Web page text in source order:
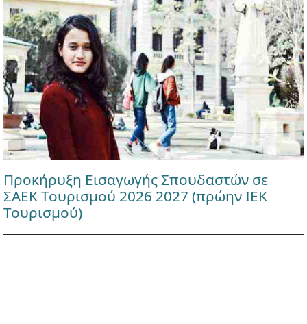
Προκήρυξη Εισαγωγής Σπουδαστών σε
ΣΑΕΚ Τουρισμού 2026 2027 (πρώην ΙΕΚ
Τουρισμού)